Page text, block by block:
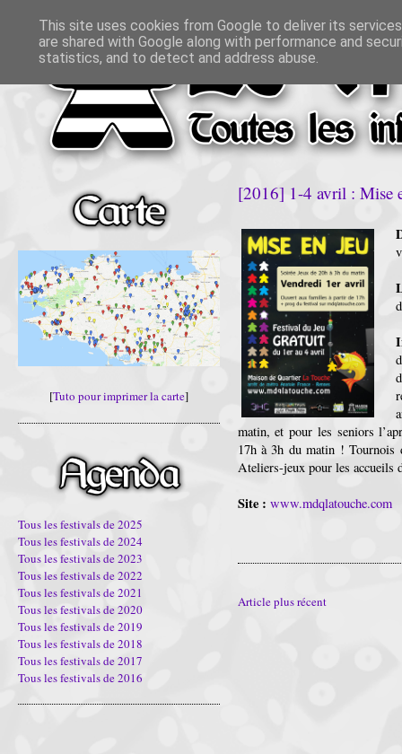
[Tuto pour imprimer la carte]
Tous les festivals de 2025
Tous les festivals de 2024
Tous les festivals de 2023
Tous les festivals de 2022
Tous les festivals de 2021
Tous les festivals de 2020
Tous les festivals de 2019
Tous les festivals de 2018
Tous les festivals de 2017
Tous les festivals de 2016
[2016] 1-4 avril : Mise
matin, et pour les seniors
17h à 3h du matin ! Tournois
Ateliers-jeux pour les
Site : www.mdqlatouche.com
Article plus récent
This site uses cookies from Google to deliver its
are shared with Google along with performance and
statistics, and to detect and address abuse.